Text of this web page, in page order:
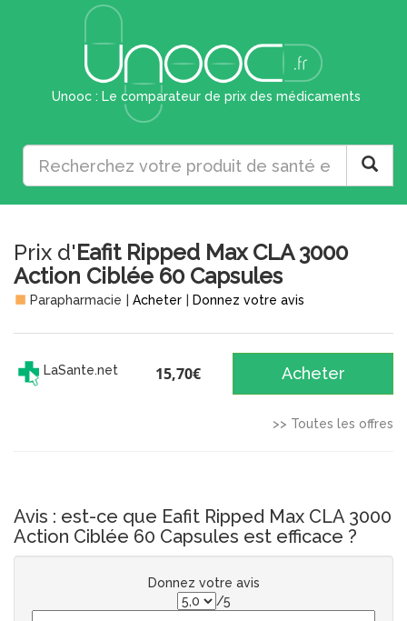
Unooc : Le comparateur de prix des médicaments
Prix d'Eafit Ripped Max CLA 3000
Action Ciblée 60 Capsules
Parapharmacie Acheter Donnez votre avis
LaSante.net 15,70€ Acheter
>> Toutes les offres
Avis : est-ce que Eafit Ripped Max CLA 3000
Action Ciblée 60 Capsules est efficace ?
Donnez votre avis
/5